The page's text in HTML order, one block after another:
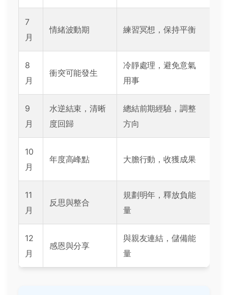
7
月
情緒波動期 練習冥想，保持平衡
8
月
衝突可能發生
冷靜處理，避免意氣
用事
9
月
水逆結束，清晰
度回歸
總結前期經驗，調整
方向
10
月
年度高峰點 大膽行動，收獲成果
11
月
反思與整合
規劃明年，釋放負能
量
12
月
感恩與分享
與親友連結，儲備能
量